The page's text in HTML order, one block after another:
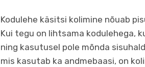
Kodulehe käsitsi kolimine nõuab
Kui tegu on lihtsama kodulehega,
ning kasutusel pole mõnda
mis kasutab ka andmebaasi, on